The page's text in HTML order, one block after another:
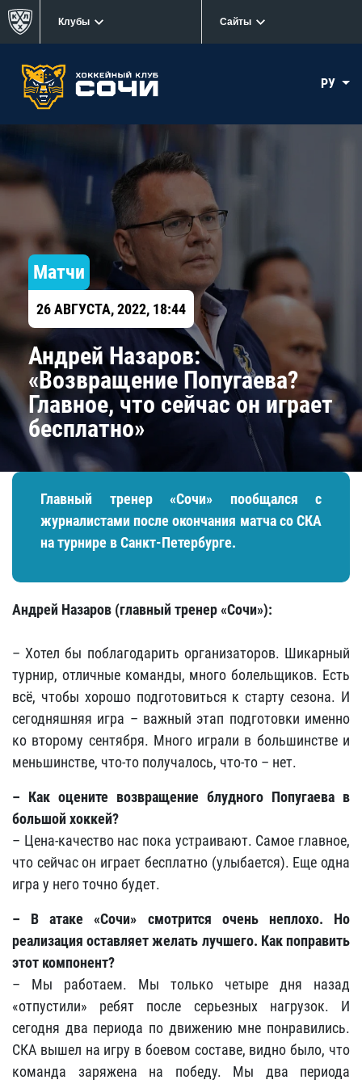
Клубы Сайты
РУ
Матчи
26 АВГУСТА, 2022, 18:44
Андрей Назаров:
«Возвращение Попугаева?
Главное, что сейчас он играет
бесплатно»
Главный тренер «Сочи» пообщался с
журналистами после окончания матча со СКА
на турнире в Санкт-Петербурге.
Андрей Назаров (главный тренер «Сочи»):
– Хотел бы поблагодарить организаторов. Шикарный
турнир, отличные команды, много болельщиков. Есть
всё, чтобы хорошо подготовиться к старту сезона. И
сегодняшняя игра – важный этап подготовки именно
ко второму сентября. Много играли в большинстве и
меньшинстве, что-то получалось, что-то – нет.
– Как оцените возвращение блудного Попугаева в
большой хоккей?
– Цена-качество нас пока устраивают. Самое главное,
что сейчас он играет бесплатно (улыбается). Еще одна
игра у него точно будет.
– В атаке «Сочи» смотрится очень неплохо. Но
реализация оставляет желать лучшего. Как поправить
этот компонент?
– Мы работаем. Мы только четыре дня назад
«отпустили» ребят после серьезных нагрузок. И
сегодня два периода по движению мне понравились.
СКА вышел на игру в боевом составе, видно было, что
команда заряжена на победу. Мы два периода